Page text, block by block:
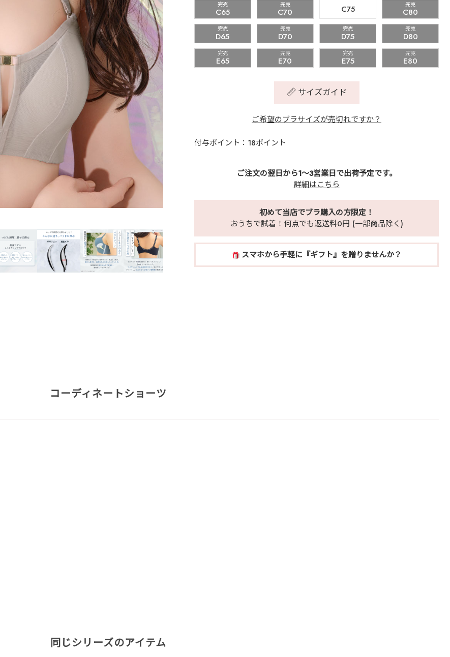
完売
C65
完売
C70 C75 完売
C80
完売
D65
完売
D70
完売
D75
完売
D80
完売
E65
完売
E70
完売
E75
完売
E80
サイズガイド
ご希望のブラサイズが売切れですか？
付与ポイント：18ポイント
ご注文の翌日から1～3営業日で出荷予定です。
詳細はこちら
初めて当店でブラ購入の方限定！
おうちで試着！何点でも返送料0円 (一部商品除く)
スマホから手軽に『ギフト』を贈りませんか？
コーディネートショーツ
同じシリーズのアイテム